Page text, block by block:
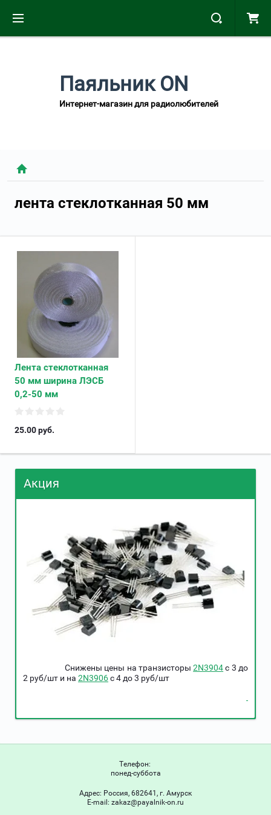
Паяльник ON
Интернет-магазин для радиолюбителей
лента стеклотканная 50 мм
Лента стеклотканная
50 мм ширина ЛЭСБ
0,2-50 мм
25.00руб.
Акция
Снижены цены на транзисторы2N3904c 3 до
2 руб/шт и на 2N3906c 4 до 3 руб/шт
Телефон:
понед-суббота
Адрес: Россия, 682641, г. Амурск
Е-mail: zakaz@payalnik-on.ru